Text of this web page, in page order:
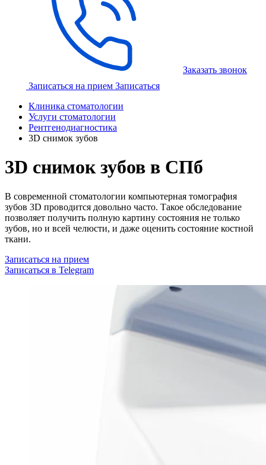
Заказать звонок
Записаться на прием Записаться
Клиника стоматологии
Услуги стоматологии
Рентгенодиагностика
3D снимок зубов
3D снимок зубов в СПб
В современной стоматологии компьютерная томография
зубов 3D проводится довольно часто. Такое обследование
позволяет получить полную картину состояния не только
зубов, но и всей челюсти, и даже оценить состояние костной
ткани.
Записаться на прием
Записаться в Telegram